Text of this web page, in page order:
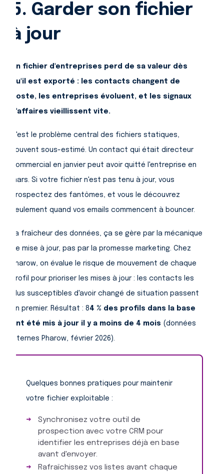
5. Garder son fichier
à jour
Un fichier d'entreprises perd de sa valeur dès
qu'il est exporté : les contacts changent de
poste, les entreprises évoluent, et les signaux
d'affaires vieillissent vite.
C'est le problème central des fichiers statiques,
souvent sous-estimé. Un contact qui était directeur
commercial en janvier peut avoir quitté l'entreprise en
mars. Si votre fichier n'est pas tenu à jour, vous
prospectez des fantômes, et vous le découvrez
seulement quand vos emails commencent à bouncer.
La fraîcheur des données, ça se gère par la mécanique
de mise à jour, pas par la promesse marketing. Chez
Pharow, on évalue le risque de mouvement de chaque
profil pour prioriser les mises à jour : les contacts les
plus susceptibles d'avoir changé de situation passent
en premier. Résultat : 84 % des profils dans la base
ont été mis à jour il y a moins de 4 mois (données
internes Pharow, février 2026).
Quelques bonnes pratiques pour maintenir
votre fichier exploitable :
Synchronisez votre outil de
prospection avec votre CRM pour
identifier les entreprises déjà en base
avant d'envoyer.
Rafraîchissez vos listes avant chaque